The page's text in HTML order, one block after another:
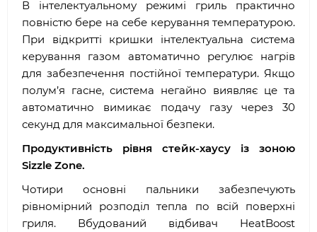
В інтелектуальному режимі гриль практично
повністю бере на себе керування температурою.
При відкритті кришки інтелектуальна система
керування газом автоматично регулює нагрів
для забезпечення постійної температури. Якщо
полум’я гасне, система негайно виявляє це та
автоматично вимикає подачу газу через 30
секунд для максимальної безпеки.
Продуктивність рівня стейк-хаусу із зоною
Sizzle Zone.
Чотири основні пальники забезпечують
рівномірний розподіл тепла по всій поверхні
гриля. Вбудований відбивач HeatBoost